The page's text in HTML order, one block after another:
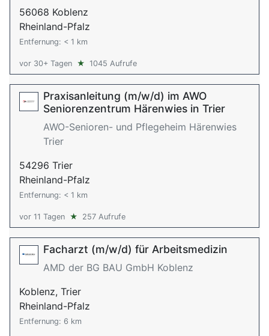
56068 Koblenz
Rheinland-Pfalz
Entfernung: < 1 km
vor 30+ Tagen ★ 1045 Aufrufe
Praxisanleitung (m/w/d) im AWO
Seniorenzentrum Härenwies in Trier
AWO-Senioren- und Pflegeheim Härenwies
Trier
54296 Trier
Rheinland-Pfalz
Entfernung: < 1 km
vor 11 Tagen ★ 257 Aufrufe
Facharzt (m/w/d) für Arbeitsmedizin
AMD der BG BAU GmbH Koblenz
Koblenz, Trier
Rheinland-Pfalz
Entfernung: 6 km